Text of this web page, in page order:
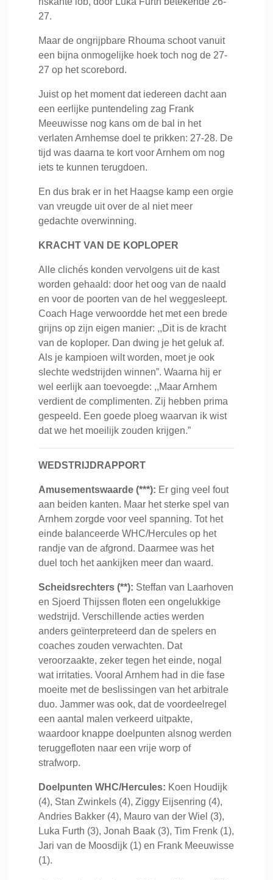
27.
Maar de ongrijpbare Rhouma schoot vanuit
een bijna onmogelijke hoek toch nog de 27-
27 op het scorebord.
Juist op het moment dat iedereen dacht aan
een eerlijke puntendeling zag Frank
Meeuwisse nog kans om de bal in het
verlaten Arnhemse doel te prikken: 27-28. De
tijd was daarna te kort voor Arnhem om nog
iets te kunnen terugdoen.
En dus brak er in het Haagse kamp een orgie
van vreugde uit over de al niet meer
gedachte overwinning.
KRACHT VAN DE KOPLOPER
Alle clichés konden vervolgens uit de kast
worden gehaald: door het oog van de naald
en voor de poorten van de hel weggesleept.
Coach Hage verwoordde het met een brede
grijns op zijn eigen manier: ,,Dit is de kracht
van de koploper. Dan dwing je het geluk af.
Als je kampioen wilt worden, moet je ook
slechte wedstrijden winnen”. Waarna hij er
wel eerlijk aan toevoegde: ,,Maar Arnhem
verdient de complimenten. Zij hebben prima
gespeeld. Een goede ploeg waarvan ik wist
dat we het moeilijk zouden krijgen.”
WEDSTRIJDRAPPORT
Amusementswaarde (***): Er ging veel fout
aan beiden kanten. Maar het sterke spel van
Arnhem zorgde voor veel spanning. Tot het
einde balanceerde WHC/Hercules op het
randje van de afgrond. Daarmee was het
duel toch het aankijken meer dan waard.
Scheidsrechters (**): Steffan van Laarhoven
en Sjoerd Thijssen floten een ongelukkige
wedstrijd. Verschillende acties werden
anders geïnterpreteerd dan de spelers en
coaches zouden verwachten. Dat
veroorzaakte, zeker tegen het einde, nogal
wat irritaties. Vooral Arnhem had in die fase
moeite met de beslissingen van het arbitrale
duo. Jammer was ook, dat de voordeelregel
een aantal malen verkeerd uitpakte,
waardoor knappe doelpunten alsnog werden
teruggefloten naar een vrije worp of
strafworp.
Doelpunten WHC/Hercules: Koen Houdijk
(4), Stan Zwinkels (4), Ziggy Eijsenring (4),
Andries Bakker (4), Mauro van der Wiel (3),
Luka Furth (3), Jonah Baak (3), Tim Frenk (1),
Jari van de Moosdijk (1) en Frank Meeuwisse
(1).